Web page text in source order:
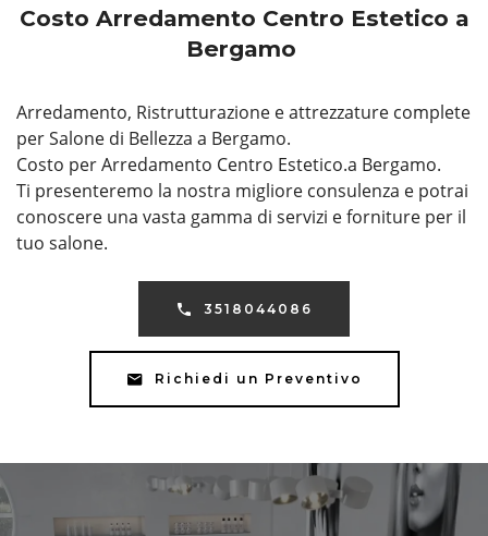
Costo Arredamento Centro Estetico a
Bergamo
Arredamento, Ristrutturazione e attrezzature complete
per Salone di Bellezza a Bergamo.
Costo per Arredamento Centro Estetico.a Bergamo.
Ti presenteremo la nostra migliore consulenza e potrai
conoscere una vasta gamma di servizi e forniture per il
tuo salone.
3518044086
Richiedi un Preventivo